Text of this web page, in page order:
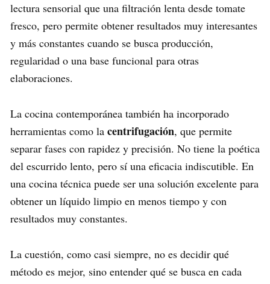
lectura sensorial que una filtración lenta desde tomate
fresco, pero permite obtener resultados muy interesantes
y más constantes cuando se busca producción,
regularidad o una base funcional para otras
elaboraciones.
La cocina contemporánea también ha incorporado
herramientas como la centrifugación, que permite
separar fases con rapidez y precisión. No tiene la poética
del escurrido lento, pero sí una eficacia indiscutible. En
una cocina técnica puede ser una solución excelente para
obtener un líquido limpio en menos tiempo y con
resultados muy constantes.
La cuestión, como casi siempre, no es decidir qué
método es mejor, sino entender qué se busca en cada